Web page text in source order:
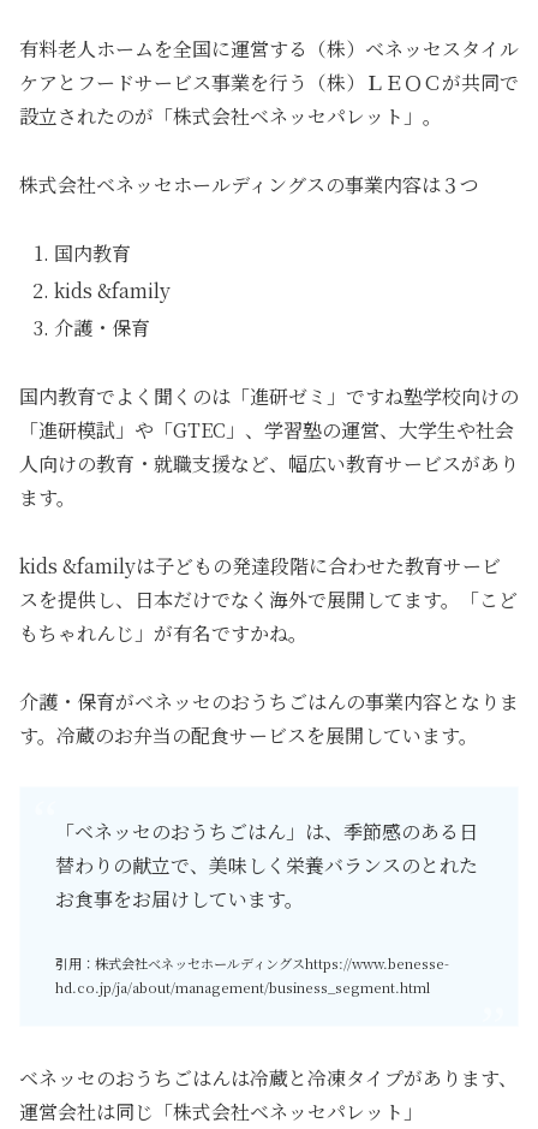
有料老人ホームを全国に運営する（株）ベネッセスタイル
ケアとフードサービス事業を行う（株）ＬＥＯＣが共同で
設立されたのが「株式会社ベネッセパレット」。
株式会社ベネッセホールディングスの事業内容は３つ
国内教育
kids &family
介護・保育
国内教育でよく聞くのは「進研ゼミ」ですね塾学校向けの
「進研模試」や「GTEC」、学習塾の運営、大学生や社会
人向けの教育・就職支援など、幅広い教育サービスがあり
ます。
kids &familyは子どもの発達段階に合わせた教育サービ
スを提供し、日本だけでなく海外で展開してます。「こど
もちゃれんじ」が有名ですかね。
介護・保育がベネッセのおうちごはんの事業内容となりま
す。冷蔵のお弁当の配食サービスを展開しています。
「ベネッセのおうちごはん」は、季節感のある日
替わりの献立で、美味しく栄養バランスのとれた
お食事をお届けしています。
引用：株式会社ベネッセホールディングスhttps://www.benesse-
hd.co.jp/ja/about/management/business_segment.html
ベネッセのおうちごはんは冷蔵と冷凍タイプがあります、
運営会社は同じ「株式会社ベネッセパレット」